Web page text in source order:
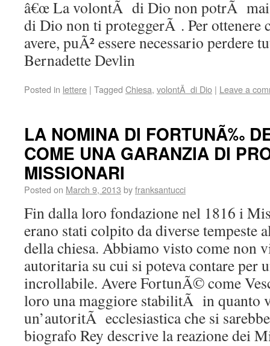
â€œ La volontÃ di Dio non potrÃ mai
di Dio non ti proteggerÃ . Per ottenere
avere, puÃ² essere necessario perdere
Bernadette Devlin
Posted in lettere | Tagged Chiesa, volontÃ di Dio | Leave a
LA NOMINA DI FORTUNÃ‰
COME UNA GARANZIA DI
MISSIONARI
Posted on March 9, 2013 byfranksantucci
Fin dalla loro fondazione nel 1816 i
erano stati colpito da diverse tempeste
della chiesa. Abbiamo visto come non
autoritaria su cui si poteva contare per
incrollabile. Avere FortunÃ© come
loro una maggiore stabilitÃ in quanto
un’autoritÃ ecclesiastica che si
biografo Rey descrive la reazione dei